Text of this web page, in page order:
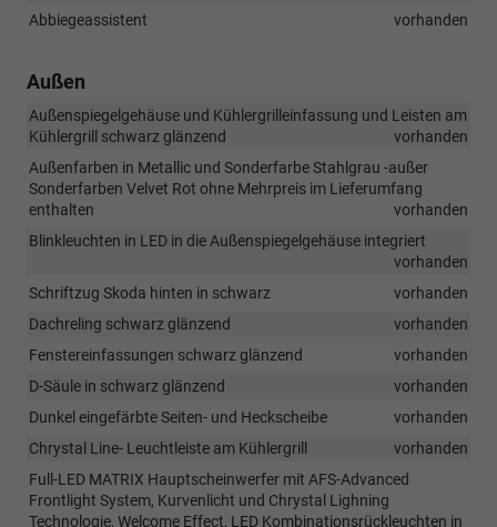
Abbiegeassistent
vorhanden
Außen
Außenspiegelgehäuse und Kühlergrilleinfassung und Leisten am
Kühlergrill schwarz glänzend
vorhanden
Außenfarben in Metallic und Sonderfarbe Stahlgrau -außer
Sonderfarben Velvet Rot ohne Mehrpreis im Lieferumfang
enthalten
vorhanden
Blinkleuchten in LED in die Außenspiegelgehäuse integriert
vorhanden
Schriftzug Skoda hinten in schwarz
vorhanden
Dachreling schwarz glänzend
vorhanden
Fenstereinfassungen schwarz glänzend
vorhanden
D-Säule in schwarz glänzend
vorhanden
Dunkel eingefärbte Seiten- und Heckscheibe
vorhanden
Chrystal Line- Leuchtleiste am Kühlergrill
vorhanden
Full-LED MATRIX Hauptscheinwerfer mit AFS-Advanced
Frontlight System, Kurvenlicht und Chrystal Lighning
Technologie, Welcome Effect, LED Kombinationsrückleuchten in